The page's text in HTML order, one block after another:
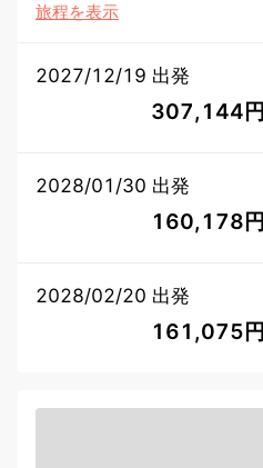
旅程を表示
2027/12/19 出発
307,144円
2028/01/30 出発
160,178円
2028/02/20 出発
161,075円